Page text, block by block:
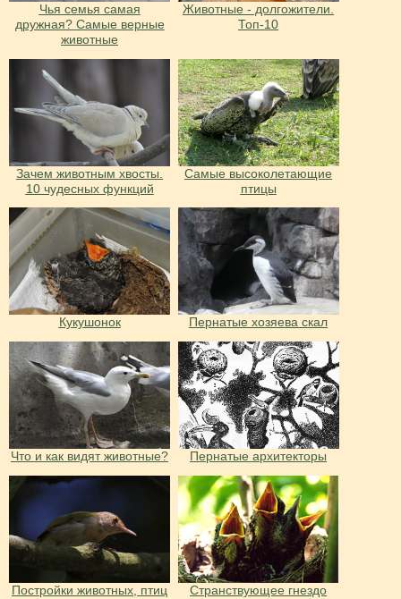
Чья семья самая
дружная? Самые верные
животные
Животные - долгожители.
Топ-10
Зачем животным хвосты.
10 чудесных функций
Самые высоколетающие
птицы
Кукушонок Пернатые хозяева скал
Что и как видят животные? Пернатые архитекторы
Постройки животных, птиц
Странствующее гнездо